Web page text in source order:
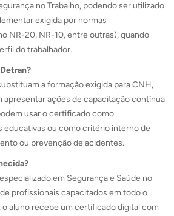
no Trabalho, podendo ser utilizado
exigida por normas
NR-20, NR-10, entre outras), quando
do trabalhador.
a formação exigida para CNH,
apresentar ações de capacitação contínua
usar o certificado como
educativas ou como critério interno de
ou prevenção de acidentes.
em Segurança e Saúde no
profissionais capacitados em todo o
o aluno recebe um certificado digital com